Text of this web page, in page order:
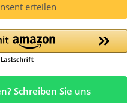
erteilen
Schreiben Sie uns